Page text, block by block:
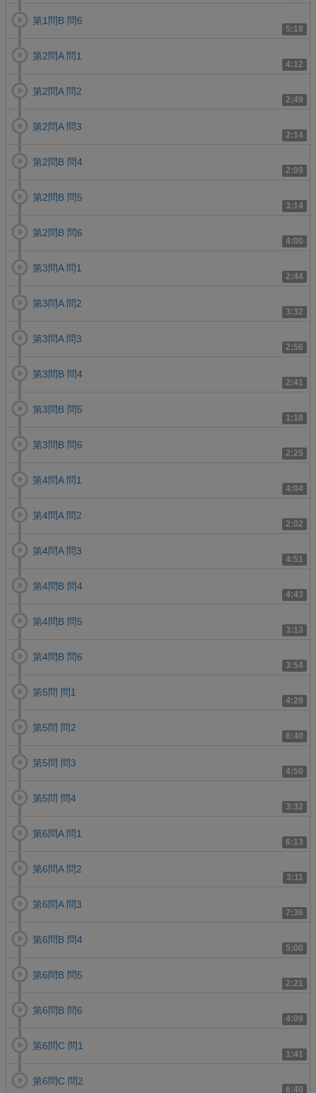
5:18
第1問B 問6
4:12
第2問A 問1
2:49
第2問A 問2
2:14
第2問A 問3
2:09
第2問B 問4
3:14
第2問B 問5
4:00
第2問B 問6
2:44
第3問A 問1
3:32
第3問A 問2
2:56
第3問A 問3
2:41
第3問B 問4
1:18
第3問B 問5
2:25
第3問B 問6
4:04
第4問A 問1
2:02
第4問A 問2
4:51
第4問A 問3
4:43
第4問B 問4
3:13
第4問B 問5
3:54
第4問B 問6
4:29
第5問 問1
6:40
第5問 問2
4:50
第5問 問3
3:32
第5問 問4
6:13
第6問A 問1
3:11
第6問A 問2
7:36
第6問A 問3
5:00
第6問B 問4
2:21
第6問B 問5
4:09
第6問B 問6
1:41
第6問C 問1
6:40
第6問C 問2